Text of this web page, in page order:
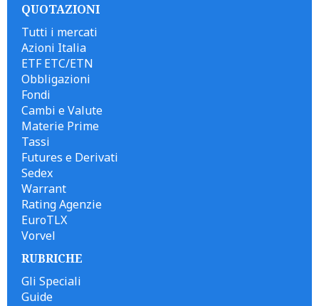
QUOTAZIONI
Tutti i mercati
Azioni Italia
ETF ETC/ETN
Obbligazioni
Fondi
Cambi e Valute
Materie Prime
Tassi
Futures e Derivati
Sedex
Warrant
Rating Agenzie
EuroTLX
Vorvel
RUBRICHE
Gli Speciali
Guide